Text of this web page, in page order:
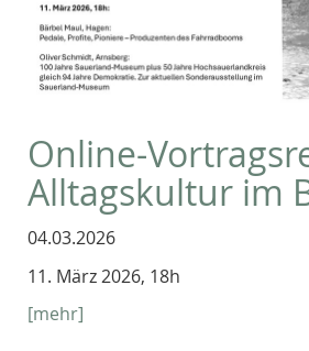
Online-
Alltagskultur im
04.03.2026
11. März 2026, 18h
[mehr]